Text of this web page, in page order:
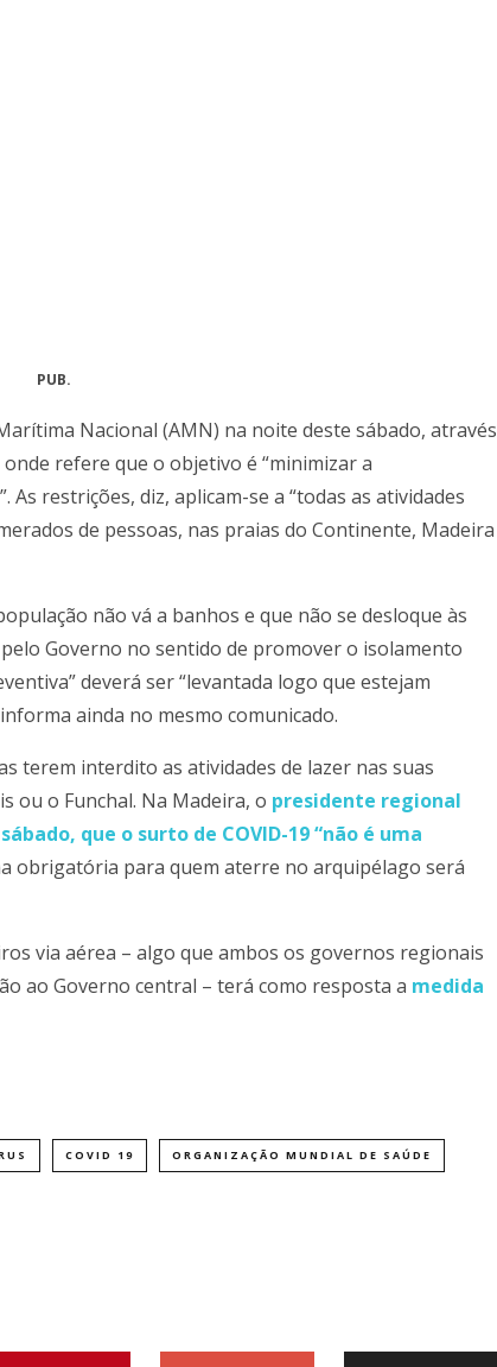
PUB.
Nacional (AMN) na noite deste sábado, através
refere que o objetivo é “minimizar a
As restrições, diz, aplicam-se a “todas as atividades
de pessoas, nas praias do Continente, Madeira
não vá a banhos e que não se desloque às
Governo no sentido de promover o isolamento
deverá ser “levantada logo que estejam
ainda no mesmo comunicado.
terem interdito as atividades de lazer nas suas
ou o Funchal. Na Madeira, o presidente regional
que o surto de COVID-19 “não é uma
obrigatória para quem aterre no arquipélago será
via aérea – algo que ambos os governos regionais
ao Governo central – terá como resposta a medida
COVID 19 ORGANIZAÇÃO MUNDIAL DE SAÚDE